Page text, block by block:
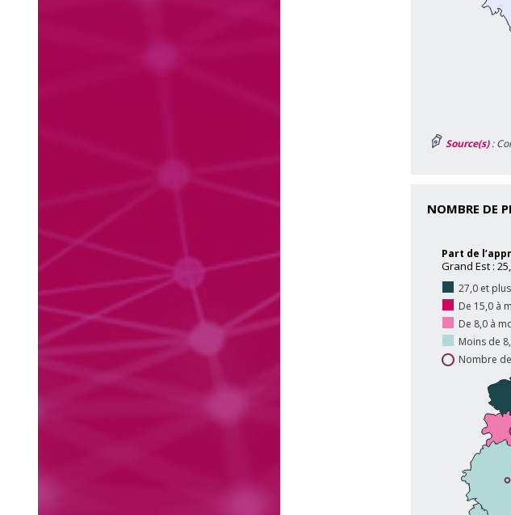
Source(s):
NOMBRE DE
27,0 et plus
De 15,0 à
De 8,0 à
Moins de
Nombre
Part de
Grand Est :